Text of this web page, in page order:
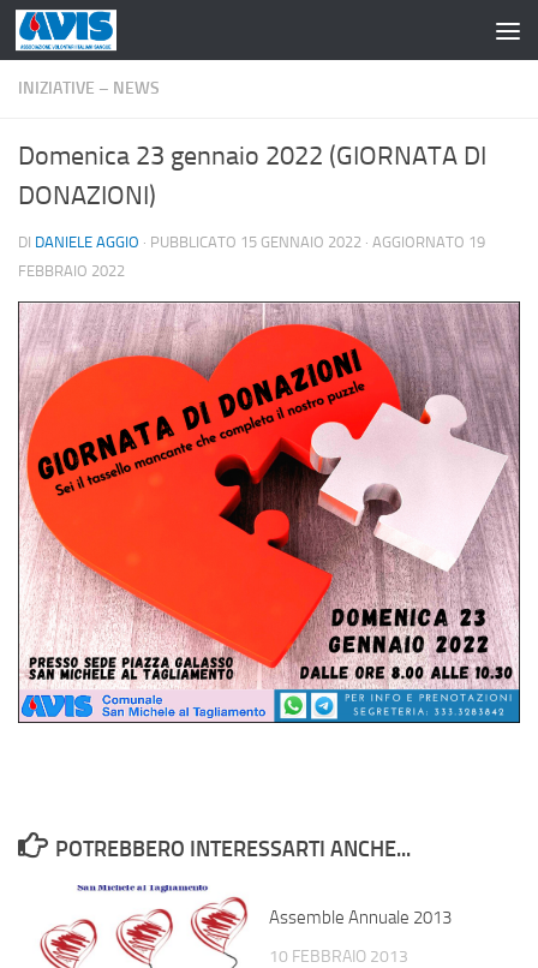
Salta al contenuto
INIZIATIVE – NEWS
Domenica 23 gennaio 2022 (GIORNATA DI
DONAZIONI)
DI DANIELE AGGIO · PUBBLICATO 15 GENNAIO 2022 · AGGIORNATO 19
FEBBRAIO 2022
POTREBBERO INTERESSARTI ANCHE...
Assemble Annuale 2013
10 FEBBRAIO 2013